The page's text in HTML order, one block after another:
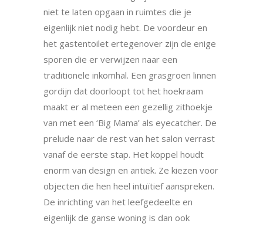
niet te laten opgaan in ruimtes die je
eigenlijk niet nodig hebt. De voordeur en
het gastentoilet ertegenover zijn de enige
sporen die er verwijzen naar een
traditionele inkomhal. Een grasgroen linnen
gordijn dat doorloopt tot het hoekraam
maakt er al meteen een gezellig zithoekje
van met een ‘Big Mama’ als eyecatcher. De
prelude naar de rest van het salon verrast
vanaf de eerste stap. Het koppel houdt
enorm van design en antiek. Ze kiezen voor
objecten die hen heel intuïtief aanspreken.
De inrichting van het leefgedeelte en
eigenlijk de ganse woning is dan ook